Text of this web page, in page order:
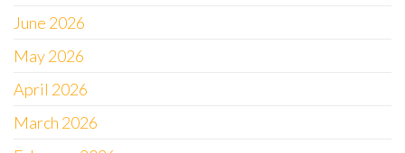
June 2026
May 2026
April 2026
March 2026